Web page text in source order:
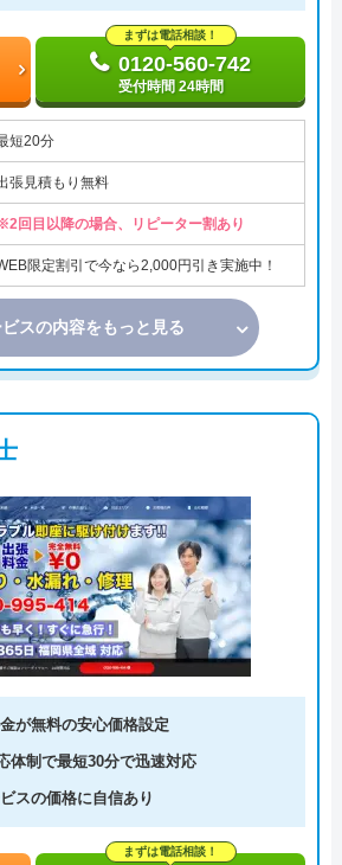
まずは電話相談！
0120-560-742
受付時間 24時間
短20分
張見積もり無料
回目以降の場合、リピーター割あり
限定割引で今なら2,000円引き実施中！
スの内容をもっと見る
が無料の安心価格設定
体制で最短30分で迅速対応
スの価格に自信あり
まずは電話相談！